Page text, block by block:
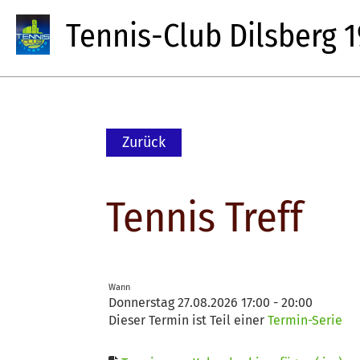
Tennis-Club Dilsberg
Zurück
Tennis Treff
Wann
Donnerstag 27.08.2026 17:00 - 20:00
Dieser Termin ist Teil einer Termin-Serie